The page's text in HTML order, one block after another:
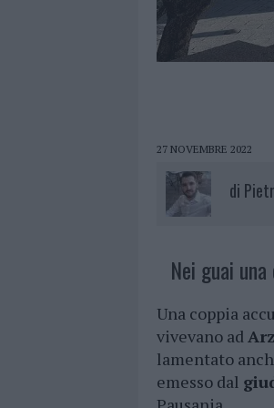
27 NOVEMBRE 2022
di
Nei guai
Una coppia
vivevano ad
lamentato
emesso dal